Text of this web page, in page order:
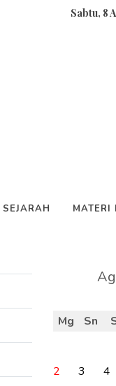
Sabtu, 8
SEJARAH MATERI
Mg Sn
2
3 4